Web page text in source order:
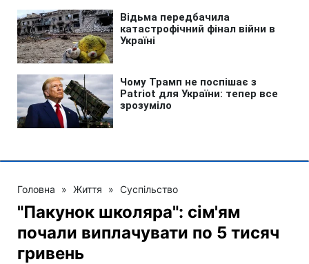
Головна » Життя » Суспільство
"Пакунок школяра": сім'ям
почали виплачувати по 5 тисяч
гривень